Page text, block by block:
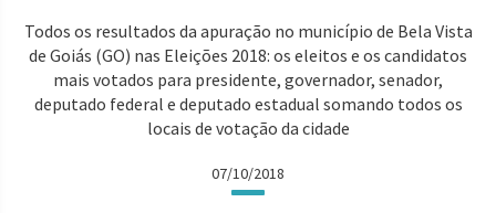
Todos os resultados da apuração no município de Bela Vista
de Goiás (GO) nas Eleições 2018: os eleitos e os candidatos
mais votados para presidente, governador, senador,
deputado federal e deputado estadual somando todos os
locais de votação da cidade
07/10/2018